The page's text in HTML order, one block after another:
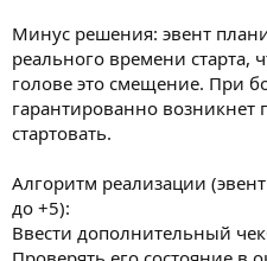
Минус решения: эвент
реального времени старта,
голове это смещение. При
гарантированно возникнет
стартовать.
Алгоритм реализации
до +5):
Ввести дополнительный